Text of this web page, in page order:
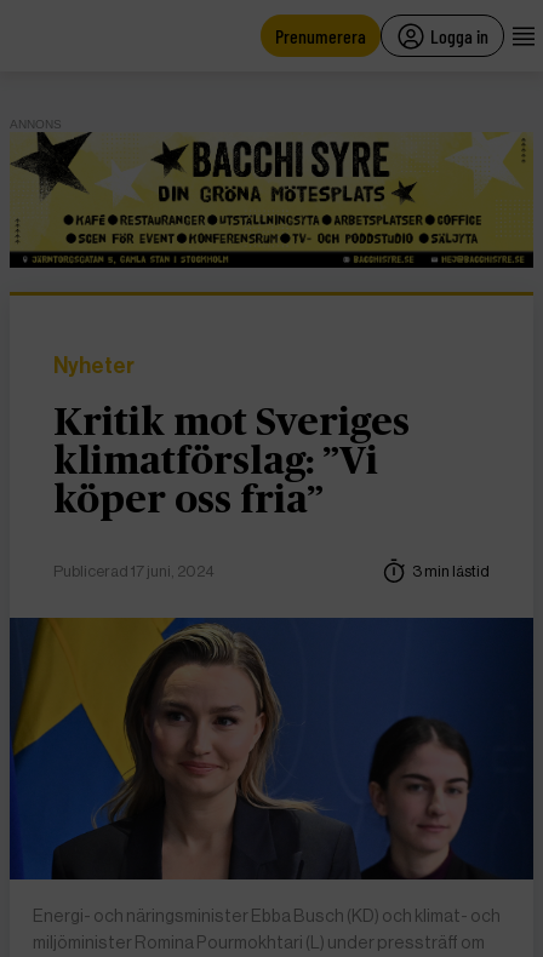
Prenumerera Logga in
ANNONS
Nyheter
Kritik mot Sveriges
klimatförslag: ”Vi
köper oss fria”
Publicerad 17 juni, 2024 3 min lästid
Energi- och näringsminister Ebba Busch (KD) och klimat- och
miljöminister Romina Pourmokhtari (L) under pressträff om